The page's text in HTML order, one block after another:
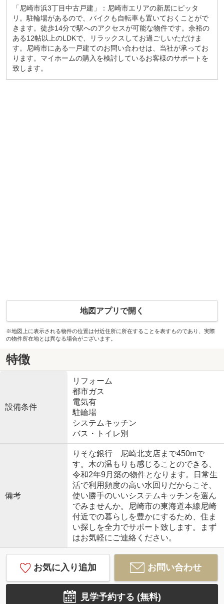
「尼崎市浜3丁目中古戸建」：尼崎市エリアの新居にピッタ
リ。駐輪場があるので、バイクも自転車も置いておくことがで
きます。徒歩14分で駅へのアクセスが可能な物件です。余裕の
ある12帖以上のLDKで、リラックスしてお過ごしいただけま
す。尼崎市にある一戸建てのお問い合わせは、当社が承ってお
ります。マイホームの購入を検討しているお客様のサポートを
致します。
地図アプリで開く
※地図上に表示される物件の位置は付近住所に所在することを表すものであり、実際
の物件所在地とは異なる場合がございます。
特徴
設備条件
リフォーム
都市ガス
電気有
駐輪場
システムキッチン
バス・トイレ別
備考
りそな銀行 尼崎北支店まで450mで
す。木の温もりも感じることのできる、
令和2年9月築の物件となります。日常生
活で利用頻度の高い水回りだからこそ、
使い勝手のいいシステムキッチンを選ん
でみませんか。尼崎市の東海道本線尼崎
付近での暮らしを豊かにするため、住ま
い探しを全力でサポート致します。まず
はお気軽にご連絡ください。
お気に入り追加 お問い合わせ
見学予約する (無料)